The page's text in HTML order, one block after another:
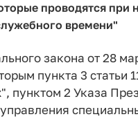
проводятся при
времени"
закона от 28
пункта 3 статьи
пунктом 2 Указа